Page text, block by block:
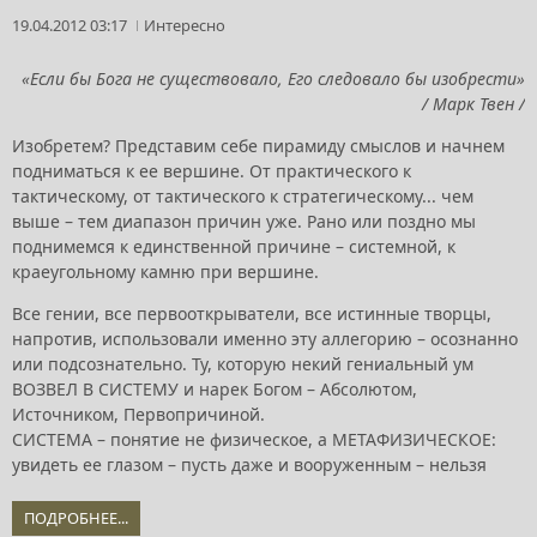
19.04.2012 03:17 Интересно
«Если бы Бога не существовало, Его следовало бы изобрести»
/ Марк Твен /
Изобретем? Представим себе пирамиду смыслов и начнем
подниматься к ее вершине. От практического к
тактическому, от тактического к стратегическому... чем
выше – тем диапазон причин уже. Рано или поздно мы
поднимемся к единственной причине – системной, к
краеугольному камню при вершине.
Все гении, все первооткрыватели, все истинные творцы,
напротив, использовали именно эту аллегорию – осознанно
или подсознательно. Ту, которую некий гениальный ум
ВОЗВЕЛ В СИСТЕМУ и нарек Богом – Абсолютом,
Источником, Первопричиной.
СИСТЕМА – понятие не физическое, а МЕТАФИЗИЧЕСКОЕ:
увидеть ее глазом – пусть даже и вооруженным – нельзя
ПОДРОБНЕЕ...